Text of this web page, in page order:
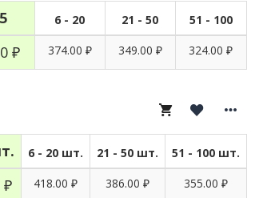
6 - 20 21 - 50 51 - 100
₽ 374.00 ₽ 349.00 ₽ 324.00 ₽
6 - 20 шт. 21 - 50 шт. 51 - 100 шт.
₽ 418.00 ₽ 386.00 ₽ 355.00 ₽